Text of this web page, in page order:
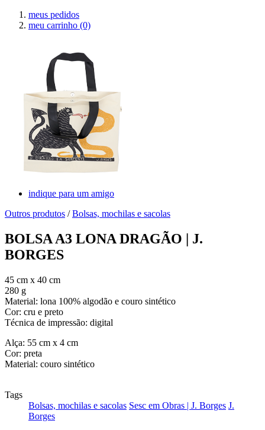
meus pedidos
meu carrinho (0)
indique para um amigo
Outros produtos /Bolsas, mochilas e sacolas
BOLSA A3 LONA DRAGÃO | J.
BORGES
45 cm x 40 cm
280 g
Material: lona 100% algodão e couro sintético
Cor: cru e preto
Técnica de impressão: digital
Alça: 55 cm x 4 cm
Cor: preta
Material: couro sintético
Tags
Bolsas, mochilas e sacolas Sesc em Obras | J. Borges J.
Borges